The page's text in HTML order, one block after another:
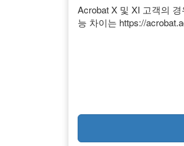
Acrobat X 및 XI 고객의
능 차이는 https://